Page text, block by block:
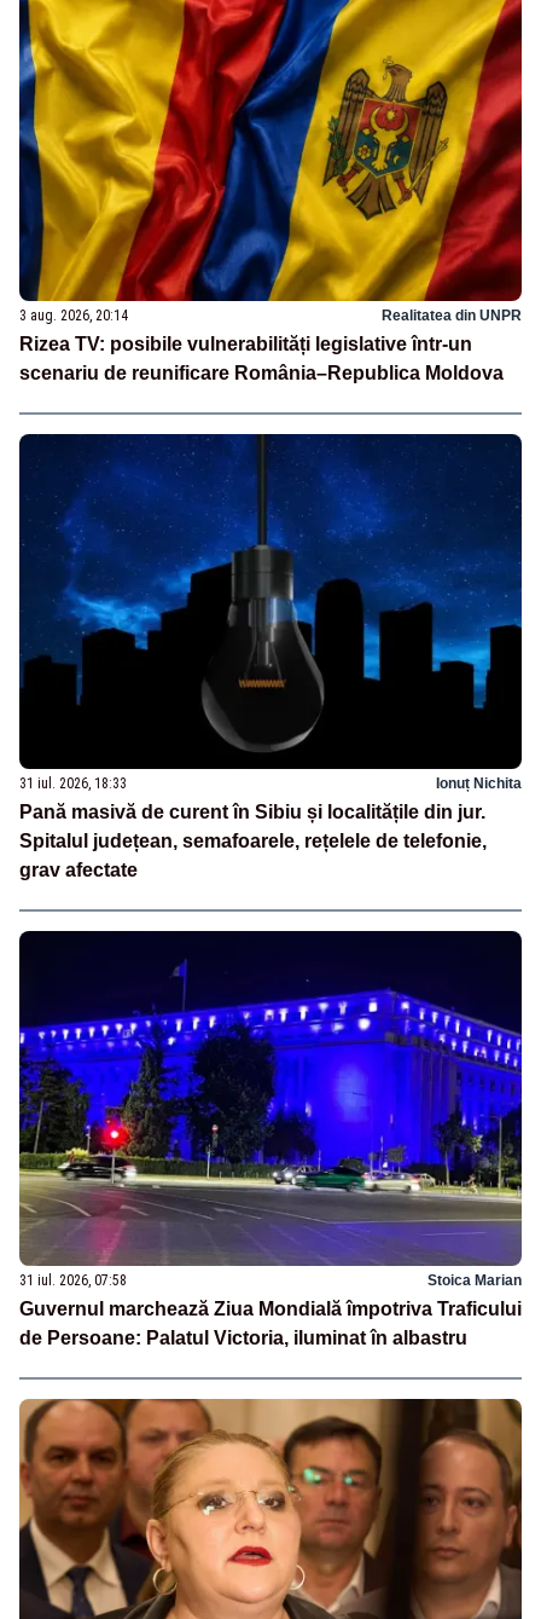
3 aug. 2026, 20:14 Realitatea din UNPR
Rizea TV: posibile vulnerabilități legislative într-un
scenariu de reunificare România–Republica Moldova
31 iul. 2026, 18:33 Ionuț Nichita
Pană masivă de curent în Sibiu și localitățile din jur.
Spitalul județean, semafoarele, rețelele de telefonie,
grav afectate
31 iul. 2026, 07:58 Stoica Marian
Guvernul marchează Ziua Mondială împotriva Traficului
de Persoane: Palatul Victoria, iluminat în albastru